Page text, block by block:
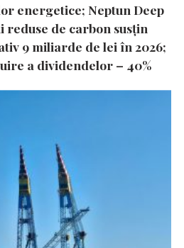
energetice; Neptun Deep
reduse de carbon susțin
9 miliarde de lei în 2026;
a dividendelor – 40%